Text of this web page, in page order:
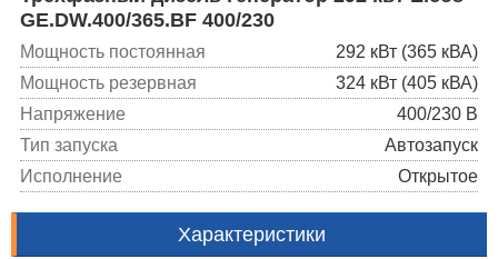
GE.DW.400/365.BF 400/230
Мощность постоянная
292 кВт (365 кВА)
Мощность резервная
324 кВт (405 кВА)
Напряжение
400/230 В
Тип запуска
Автозапуск
Исполнение
Открытое
Характеристики